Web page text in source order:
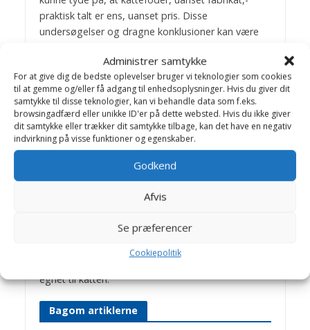
Administrer samtykke
For at give dig de bedste oplevelser bruger vi teknologier som cookies
til at gemme og/eller få adgang til enhedsoplysninger. Hvis du giver dit
samtykke til disse teknologier, kan vi behandle data som f.eks.
browsingadfærd eller unikke ID'er på dette websted. Hvis du ikke giver
dit samtykke eller trækker dit samtykke tilbage, kan det have en negativ
indvirkning på visse funktioner og egenskaber.
Godkend
Afvis
Se præferencer
Cookiepolitik
praktisk talt er ens, uanset pris. Disse
undersøgelser og dragne konklusioner kan være
Ernæring er ikke et let emne, fordi mange faktorer
er afgørende for, hvordan foderet optages i
katten. Der findes myter og halve sandheder om,
hvordan katte bør fodres. Erfaringen viser, at der
ikke findes et enkelt foder, som kan dække kattens
Derfor kan det være en god idé at søge råd hos
dyrlæger/dyreklinikker, som ved noget om
belyse kattens behov. Samtidig får man vejledning
om foderets sammensætning. Dette danner
egnet til katten.
Bagom artiklerne